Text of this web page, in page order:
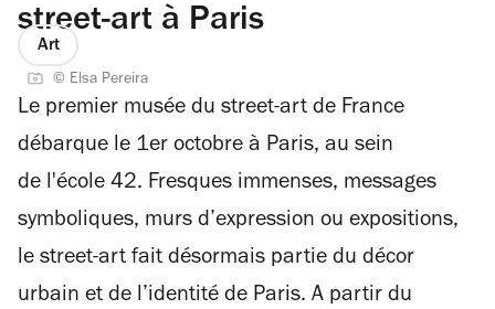
street-art à Paris
Art
© Elsa Pereira
Le premier musée du street-art de France
débarque le 1er octobre à Paris, au sein
de l'école 42. Fresques immenses, messages
symboliques, murs d’expression ou expositions,
le street-art fait désormais partie du décor
urbain et de l’identité de Paris. A partir du